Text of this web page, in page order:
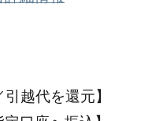
越代を還元】